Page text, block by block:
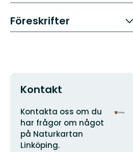
Föreskrifter
Kontakt
Adress
Kontakta oss om du
har frågor om något
på Naturkartan
Linköping.